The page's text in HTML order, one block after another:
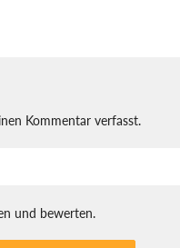
Kommentar verfasst.
und bewerten.